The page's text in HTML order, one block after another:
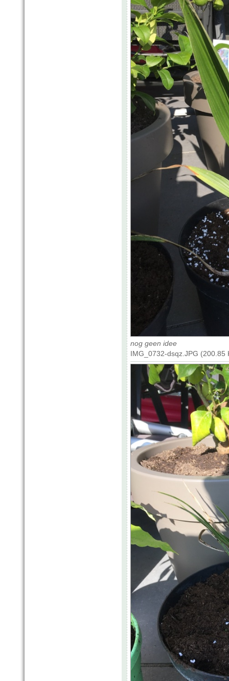
nog geen idee
IMG_0732-dsqz.JPG (200.85